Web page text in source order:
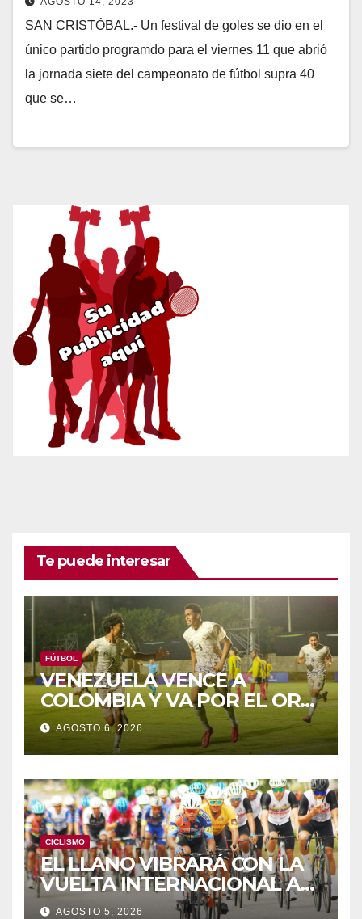
SAN CRISTÓBAL.- Un festival de goles se dio en el
único partido programdo para el viernes 11 que abrió
la jornada siete del campeonato de fútbol supra 40
que se…
Te puede interesar
FÚTBOL
VENEZUELA VENCE A
COLOMBIA Y VA POR EL ORO
DE LOS JCAC
AGOSTO 6, 2026
CICLISMO
EL LLANO VIBRARÁ CON LA
VUELTA INTERNACIONAL A
ZAMORA
AGOSTO 5, 2026